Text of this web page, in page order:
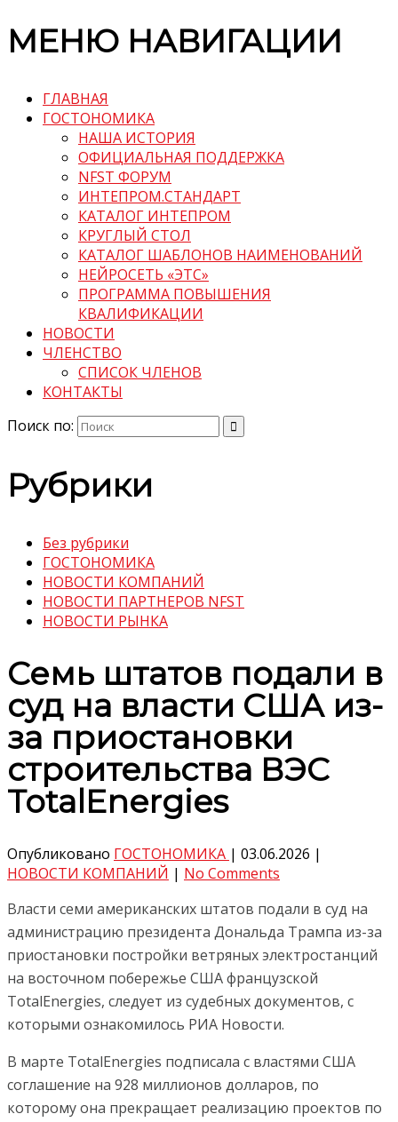
МЕНЮ НАВИГАЦИИ
ГЛАВНАЯ
ГОСТОНОМИКА
НАША ИСТОРИЯ
ОФИЦИАЛЬНАЯ ПОДДЕРЖКА
NFST ФОРУМ
ИНТЕПРОМ.СТАНДАРТ
КАТАЛОГ ИНТЕПРОМ
КРУГЛЫЙ СТОЛ
КАТАЛОГ ШАБЛОНОВ НАИМЕНОВАНИЙ
НЕЙРОСЕТЬ «ЭТС»
ПРОГРАММА ПОВЫШЕНИЯ
КВАЛИФИКАЦИИ
НОВОСТИ
ЧЛЕНСТВО
СПИСОК ЧЛЕНОВ
КОНТАКТЫ
Поиск по:
Рубрики
Без рубрики
ГОСТОНОМИКА
НОВОСТИ КОМПАНИЙ
НОВОСТИ ПАРТНЕРОВ NFST
НОВОСТИ РЫНКА
Семь штатов подали в
суд на власти США из-
за приостановки
строительства ВЭС
TotalEnergies
Опубликовано ГОСТОНОМИКА | 03.06.2026 |
НОВОСТИ КОМПАНИЙ | No Comments
Власти семи американских штатов подали в суд на
администрацию президента Дональда Трампа из-за
приостановки постройки ветряных электростанций
на восточном побережье США французской
TotalEnergies, следует из судебных документов, с
которыми ознакомилось РИА Новости.
В марте TotalEnergies подписала с властями США
соглашение на 928 миллионов долларов, по
которому она прекращает реализацию проектов по